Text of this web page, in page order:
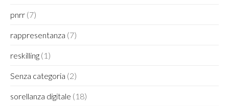
pnrr (7)
rappresentanza (7)
reskilling (1)
Senza categoria (2)
sorellanza digitale (18)